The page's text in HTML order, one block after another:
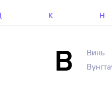
К Н
В Винь